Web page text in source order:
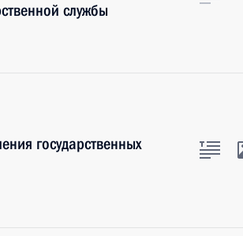
службы
государственных